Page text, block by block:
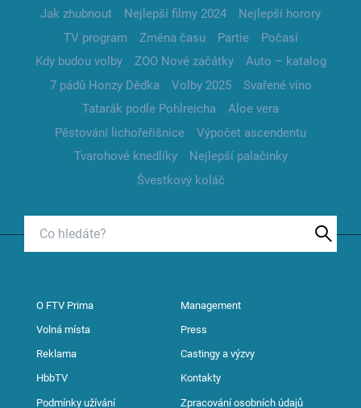
Jak zhubnout Nejlepší filmy 2024
Nejlepší horory
TV program
Změna času Partie
Počasí
Kdy budou volby
ZOO Nové začátky
Auto – katalog
7 pádů Honzy Dědka
Volby 2025
Svařené víno
Tatarák podle Pohlreicha
Aloe vera
Pěstování lichořeřišnice
Výpočet ascendentu
Tvarohové knedlíky
Nejlepší palačinky
Švestkový koláč
O FTV Prima Management
Volná místa Press
Reklama Castingy a výzvy
HbbTV Kontakty
Podmínky užívání Zpracování osobních údajů